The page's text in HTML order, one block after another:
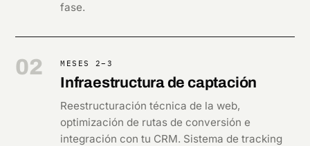
fase.
02 MESES 2–3
Infraestructura de captación
Reestructuración técnica de la web,
optimización de rutas de conversión e
integración con tu CRM. Sistema de tracking